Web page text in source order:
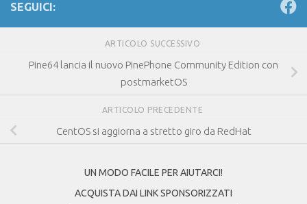
SEGUICI:
ARTICOLO SUCCESSIVO
Pine64 lancia il nuovo PinePhone Community Edition con
postmarketOS
ARTICOLO PRECEDENTE
CentOS si aggiorna a stretto giro da RedHat
UN MODO FACILE PER AIUTARCI!
ACQUISTA DAI LINK SPONSORIZZATI